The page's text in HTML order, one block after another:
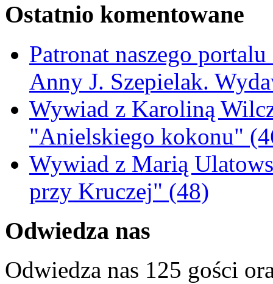
Ostatnio komentowane
Patronat naszego
Anny J. Szepielak.
Wywiad z Karoliną
"Anielskiego kokonu"
Wywiad z Marią
przy Kruczej" (48)
Odwiedza nas
Odwiedza nas 125 gości